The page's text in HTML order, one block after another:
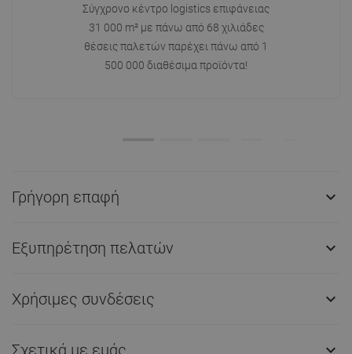
Σύγχρονο κέντρο logistics επιφάνειας
31 000 m² με πάνω από 68 χιλιάδες
θέσεις παλετών παρέχει πάνω από 1
500 000 διαθέσιμα προϊόντα!
Γρήγορη επαφή 
Εξυπηρέτηση πελατών 
Χρήσιμες συνδέσεις 
Σχετικά με εμάς 